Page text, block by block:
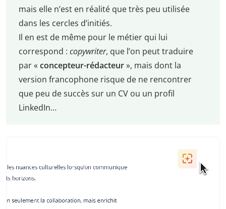
mais elle n’est en réalité que très peu utilisée
dans les cercles d’initiés.
Il en est de même pour le métier qui lui
correspond : copywriter, que l’on peut traduire
par «concepteur-rédacteur», mais dont la
version francophone risque de ne rencontrer
que peu de succès sur un CV ou un profil
LinkedIn…